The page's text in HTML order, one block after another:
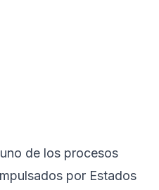
de los procesos
por Estados